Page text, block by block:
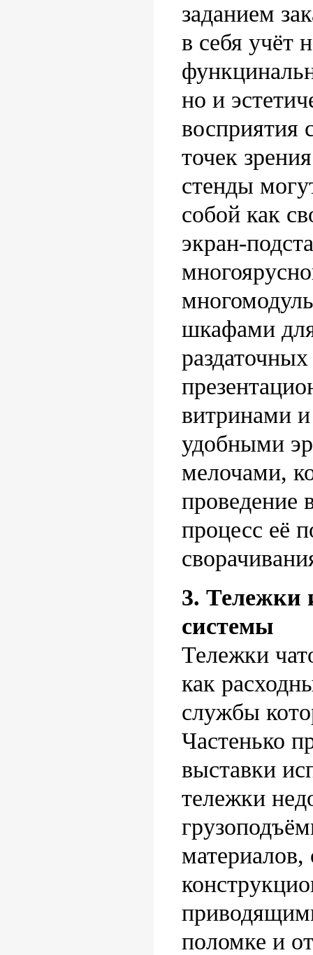
заданием
в себя учёт
но и
восприятия
точек
стенды
собой как
экран-
шкафами
витринами
удобными
мелочами,
проведение
процесс её
3. Тележки
системы
Тележки
как
службы
Частенько
выставки
тележки
материалов,
поломке и